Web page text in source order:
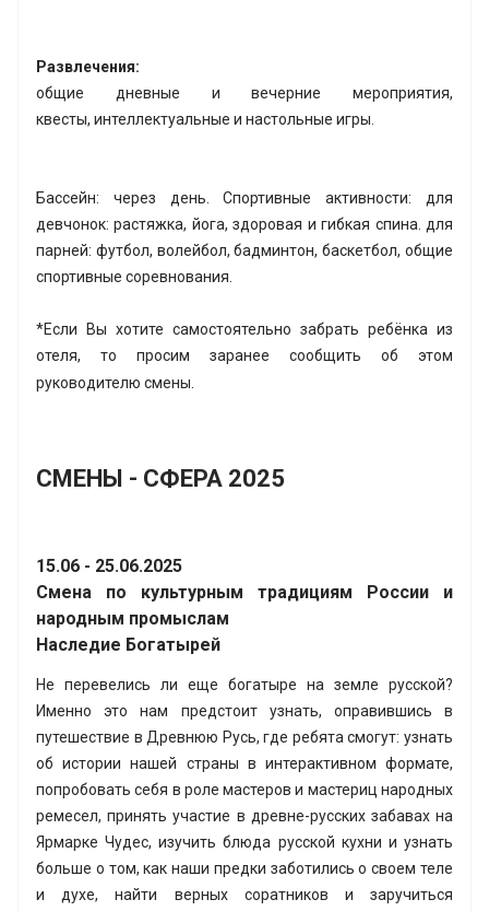
Развлечения:
общие дневные и вечерние мероприятия,
квесты, интеллектуальные и настольные игры.
Бассейн: через день. Спортивные активности: для
девчонок: растяжка, йога, здоровая и гибкая спина. для
парней: футбол, волейбол, бадминтон, баскетбол, общие
спортивные соревнования.
*Если Вы хотите самостоятельно забрать ребёнка из
отеля, то просим заранее сообщить об этом
руководителю смены.
СМЕНЫ - СФЕРА 2025
15.06 - 25.06.2025
Смена по культурным традициям России и
народным промыслам
Наследие Богатырей
Не перевелись ли еще богатыре на земле русской?
Именно это нам предстоит узнать, оправившись в
путешествие в Древнюю Русь, где ребята смогут: узнать
об истории нашей страны в интерактивном формате,
попробовать себя в роле мастеров и мастериц народных
ремесел, принять участие в древне-русских забавах на
Ярмарке Чудес, изучить блюда русской кухни и узнать
больше о том, как наши предки заботились о своем теле
и духе, найти верных соратников и заручиться